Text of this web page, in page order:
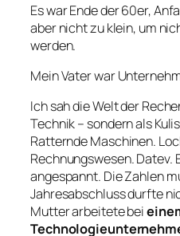
Es war Ende der 60er,
aber nicht zu klein, um
werden.
Mein Vater war
Ich sah die Welt der
Technik – sondern als
Ratternde Maschinen.
Rechnungswesen. Datev.
angespannt. Die Zahlen
Jahresabschluss durfte
Mutter arbeitete bei